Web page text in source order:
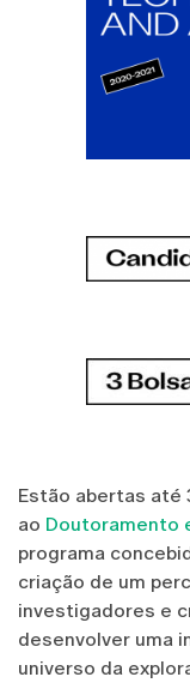
Estão abertas até
ao Doutoramento
programa
criação de um
investigadores e
desenvolver uma
universo da